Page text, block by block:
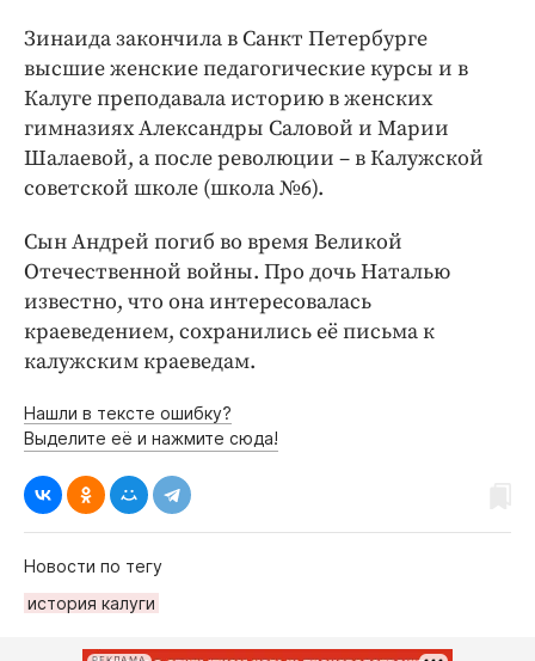
Зинаида закончила в Санкт Петербурге
высшие женские педагогические курсы и в
Калуге преподавала историю в женских
гимназиях Александры Саловой и Марии
Шалаевой, а после революции – в Калужской
советской школе (школа №6).
Сын Андрей погиб во время Великой
Отечественной войны. Про дочь Наталью
известно, что она интересовалась
краеведением, сохранились её письма к
калужским краеведам.
Нашли в тексте ошибку?
Выделите её и нажмите сюда!
Новости по тегу
история калуги